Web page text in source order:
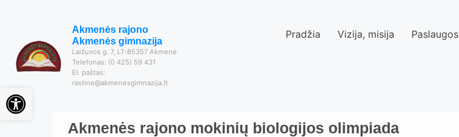
Akmenės rajono
Akmenės gimnazija
Laižuvos g. 7, LT-85357 Akmenė
Telefonas: (0 425) 59 431
El. paštas:
rastine@akmenesgimnazija.lt
Pradžia Vizija, misija Paslaugos
Akmenės rajono mokinių biologijos olimpiada
Open toolbar